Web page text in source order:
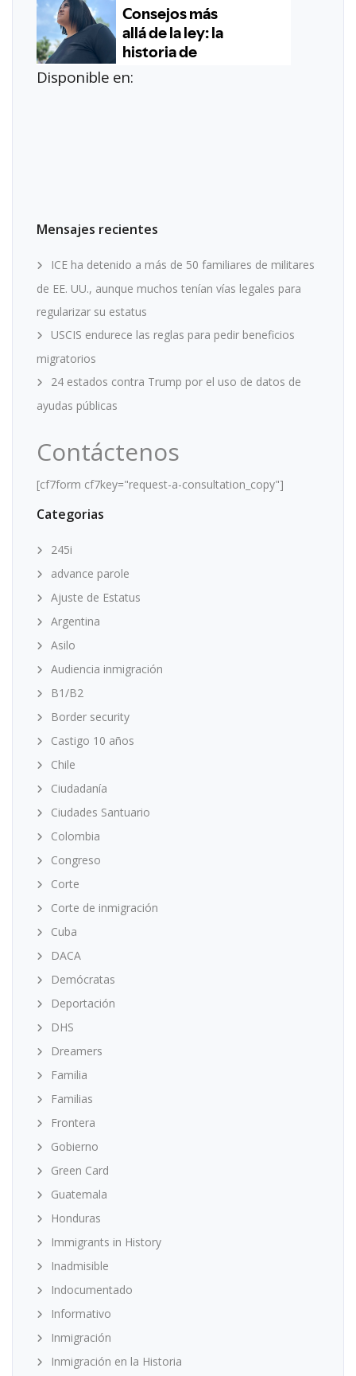
Disponible en:
Mensajes recientes
ICE ha detenido a más de 50 familiares de militares
de EE. UU., aunque muchos tenían vías legales para
regularizar su estatus
USCIS endurece las reglas para pedir beneficios
migratorios
24 estados contra Trump por el uso de datos de
ayudas públicas
Contáctenos
[cf7form cf7key="request-a-consultation_copy"]
Categorias
245i
advance parole
Ajuste de Estatus
Argentina
Asilo
Audiencia inmigración
B1/B2
Border security
Castigo 10 años
Chile
Ciudadanía
Ciudades Santuario
Colombia
Congreso
Corte
Corte de inmigración
Cuba
DACA
Demócratas
Deportación
DHS
Dreamers
Familia
Familias
Frontera
Gobierno
Green Card
Guatemala
Honduras
Immigrants in History
Inadmisible
Indocumentado
Informativo
Inmigración
Inmigración en la Historia